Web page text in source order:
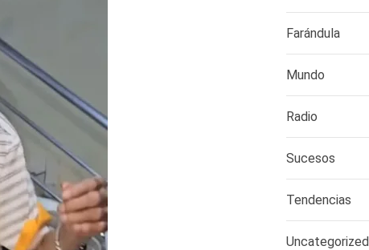
Farándula
Mundo
Radio
Sucesos
Tendencias
Uncategorized